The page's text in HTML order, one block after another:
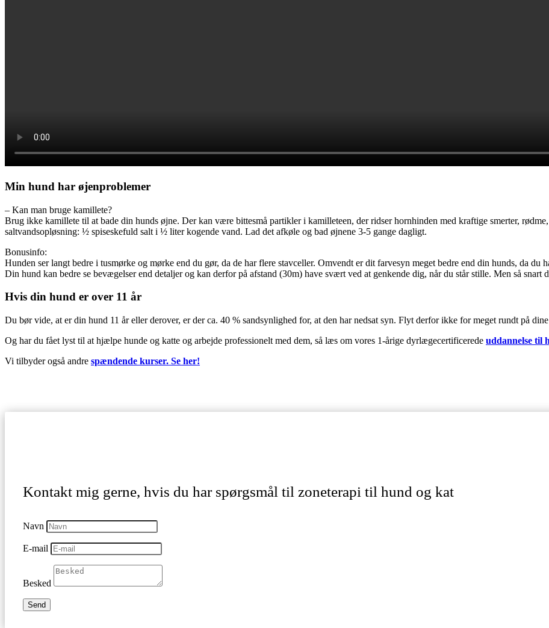
Min hund har øjenproblemer
– Kan man bruge kamillete?
Brug ikke kamillete til at bade din hunds øjne. Der kan være bittesmå partikler i kamilleteen, der ridser hornhinden med kraftige smerter,
saltvandsopløsning: ½ spiseskefuld salt i ½ liter kogende vand. Lad det afkøle og bad øjnene 3-5 gange dagligt.
Bonusinfo:
Hunden ser langt bedre i tusmørke og mørke end du gør, da de har flere stavceller. Omvendt er dit farvesyn meget bedre end din hunds, da du
Din hund kan bedre se bevægelser end detaljer og kan derfor på afstand (30m) have svært ved at genkende dig, når du står stille. Men så
Hvis din hund er over 11 år
Du bør vide, at er din hund 11 år eller derover, er der ca. 40 % sandsynlighed for, at den har nedsat syn. Flyt derfor ikke for meget rundt på
Og har du fået lyst til at hjælpe hunde og katte og arbejde professionelt med dem, så læs om vores 1-årige dyrlægecertificerede uddannelse til
Vi tilbyder også andre spændende kurser. Se her!
Kontakt mig gerne, hvis du har spørgsmål til zoneterapi til hund og kat
Navn
E-mail
Besked
Send